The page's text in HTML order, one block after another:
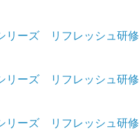
リーズ リフレッシュ研修
リーズ リフレッシュ研修
リーズ リフレッシュ研修